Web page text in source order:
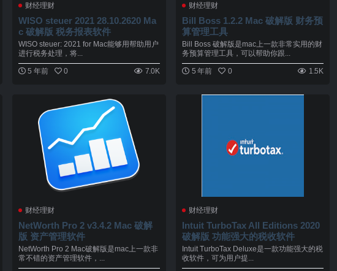
财经理财
WISO steuer 2021 28.10.2620 Ma
c 破解版 税务报表软件
WISO steuer: 2021 for Mac能够用帮助用户
进行税务处理，将...
5 年前 0 7.0K
财经理财
Bill Boss 1.2.2 Mac 破解版 财务预
算管理工具
Bill Boss 破解版是mac上一款非常实用的财
务预算管理工具，可以帮助你跟...
5 年前 0 1.5K
财经理财
NetWorth Pro 2 v3.4.2 Mac 破解
版 资产管理软件
NetWorth Pro 2 Mac破解版是mac上一款非
常不错的资产管理软件，...
财经理财
Intuit TurboTax All Editions 2020
破解版 功能强大的税收软件
Intuit TurboTax Deluxe是一款功能强大的税
收软件，可为用户提...